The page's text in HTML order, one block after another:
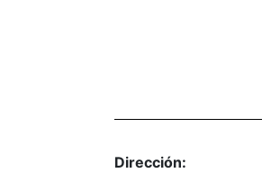
Dirección: